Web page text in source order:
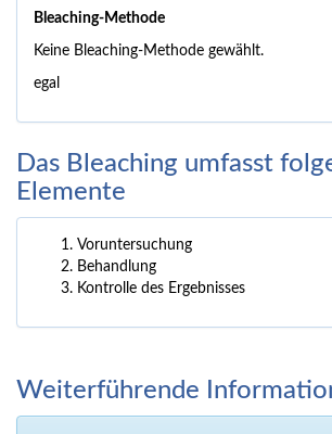
Bleaching-Methode
Keine Bleaching-Methode gewählt.
egal
Das Bleaching umfasst
Elemente
Voruntersuchung
Behandlung
Kontrolle des Ergebnisses
Weiterführende